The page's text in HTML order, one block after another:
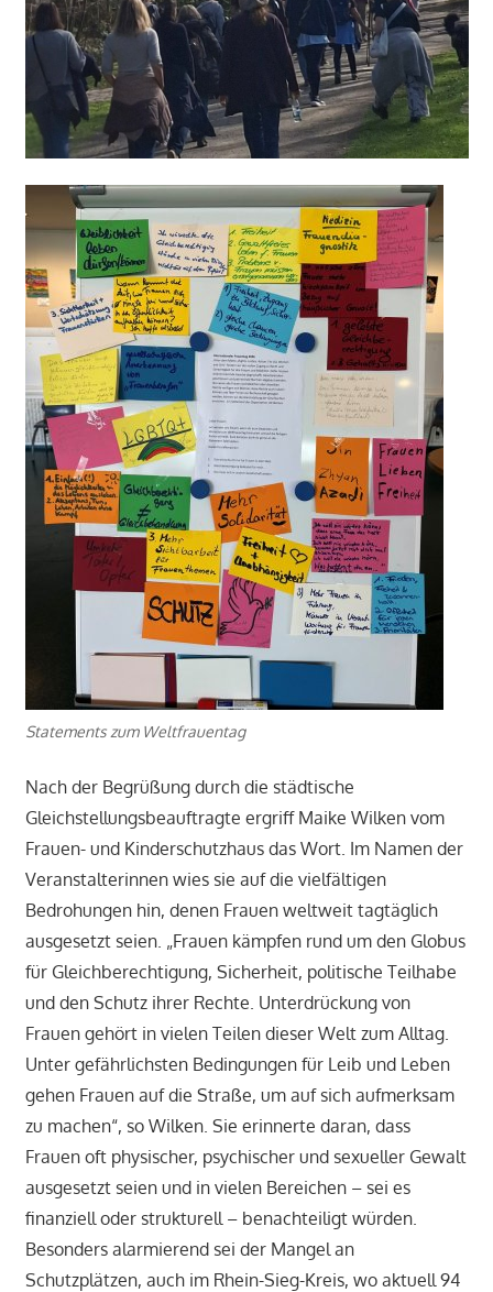
Statements zum Weltfrauentag
Nach der Begrüßung durch die städtische
Gleichstellungsbeauftragte ergriff Maike Wilken vom
Frauen- und Kinderschutzhaus das Wort. Im Namen der
Veranstalterinnen wies sie auf die vielfältigen
Bedrohungen hin, denen Frauen weltweit tagtäglich
ausgesetzt seien. „Frauen kämpfen rund um den Globus
für Gleichberechtigung, Sicherheit, politische Teilhabe
und den Schutz ihrer Rechte. Unterdrückung von
Frauen gehört in vielen Teilen dieser Welt zum Alltag.
Unter gefährlichsten Bedingungen für Leib und Leben
gehen Frauen auf die Straße, um auf sich aufmerksam
zu machen“, so Wilken. Sie erinnerte daran, dass
Frauen oft physischer, psychischer und sexueller Gewalt
ausgesetzt seien und in vielen Bereichen – sei es
finanziell oder strukturell – benachteiligt würden.
Besonders alarmierend sei der Mangel an
Schutzplätzen, auch im Rhein-Sieg-Kreis, wo aktuell 94